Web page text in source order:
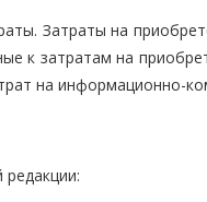
Затраты на
к затратам на
на информационно-